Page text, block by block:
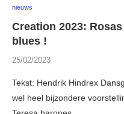
nieuws
Creation 2023:
blues !
25/02/2023
Tekst: Hendrik Hindrex
wel heel bijzondere